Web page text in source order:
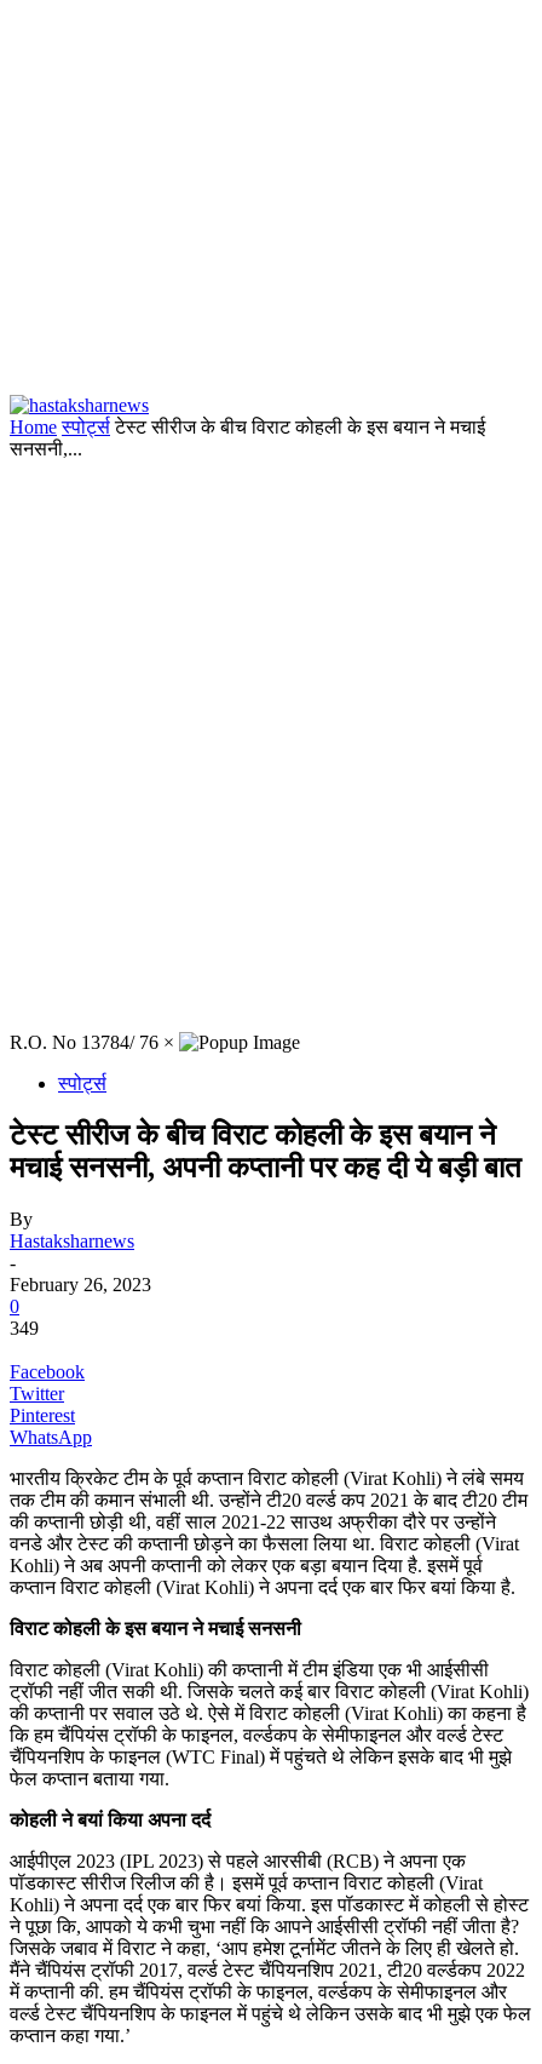
Home स्पोर्ट्स टेस्ट सीरीज के बीच विराट कोहली के इस बयान ने मचाई
सनसनी,...
R.O. No 13784/ 76 ×
स्पोर्ट्स
टेस्ट सीरीज के बीच विराट कोहली के इस बयान ने
मचाई सनसनी, अपनी कप्तानी पर कह दी ये बड़ी बात
By
Hastaksharnews
-
February 26, 2023
0
349
Facebook
Twitter
Pinterest
WhatsApp
भारतीय क्रिकेट टीम के पूर्व कप्तान विराट कोहली (Virat Kohli) ने लंबे समय
तक टीम की कमान संभाली थी. उन्होंने टी20 वर्ल्ड कप 2021 के बाद टी20 टीम
की कप्तानी छोड़ी थी, वहीं साल 2021-22 साउथ अफ्रीका दौरे पर उन्होंने
वनडे और टेस्ट की कप्तानी छोड़ने का फैसला लिया था. विराट कोहली (Virat
Kohli) ने अब अपनी कप्तानी को लेकर एक बड़ा बयान दिया है. इसमें पूर्व
कप्तान विराट कोहली (Virat Kohli) ने अपना दर्द एक बार फिर बयां किया है.
विराट कोहली के इस बयान ने मचाई सनसनी
विराट कोहली (Virat Kohli) की कप्तानी में टीम इंडिया एक भी आईसीसी
ट्रॉफी नहीं जीत सकी थी. जिसके चलते कई बार विराट कोहली (Virat Kohli)
की कप्तानी पर सवाल उठे थे. ऐसे में विराट कोहली (Virat Kohli) का कहना है
कि हम चैंपियंस ट्रॉफी के फाइनल, वर्ल्डकप के सेमीफाइनल और वर्ल्ड टेस्ट
चैंपियनशिप के फाइनल (WTC Final) में पहुंचते थे लेकिन इसके बाद भी मुझे
फेल कप्तान बताया गया.
कोहली ने बयां किया अपना दर्द
आईपीएल 2023 (IPL 2023) से पहले आरसीबी (RCB) ने अपना एक
पॉडकास्ट सीरीज रिलीज की है। इसमें पूर्व कप्तान विराट कोहली (Virat
Kohli) ने अपना दर्द एक बार फिर बयां किया. इस पॉडकास्ट में कोहली से होस्ट
ने पूछा कि, आपको ये कभी चुभा नहीं कि आपने आईसीसी ट्रॉफी नहीं जीता है?
जिसके जबाव में विराट ने कहा, ‘आप हमेश टूर्नामेंट जीतने के लिए ही खेलते हो.
मैंने चैंपियंस ट्रॉफी 2017, वर्ल्ड टेस्ट चैंपियनशिप 2021, टी20 वर्ल्डकप 2022
में कप्तानी की. हम चैंपियंस ट्रॉफी के फाइनल, वर्ल्डकप के सेमीफाइनल और
वर्ल्ड टेस्ट चैंपियनशिप के फाइनल में पहुंचे थे लेकिन उसके बाद भी मुझे एक फेल
कप्तान कहा गया.’